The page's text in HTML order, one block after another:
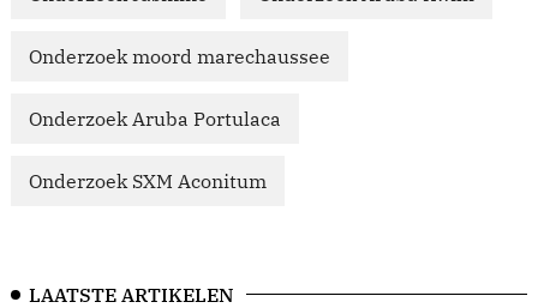
Onderzoek moord marechaussee
Onderzoek Aruba Portulaca
Onderzoek SXM Aconitum
LAATSTE ARTIKELEN